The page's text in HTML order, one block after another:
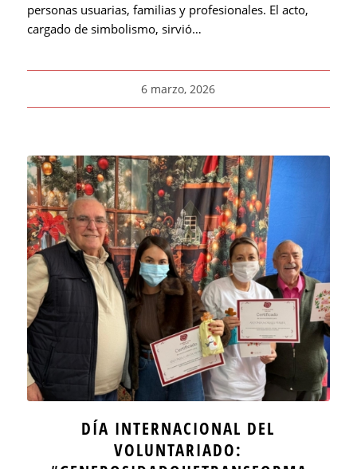
personas usuarias, familias y profesionales. El acto,
cargado de simbolismo, sirvió…
6 marzo, 2026
DÍA INTERNACIONAL DEL
VOLUNTARIADO: